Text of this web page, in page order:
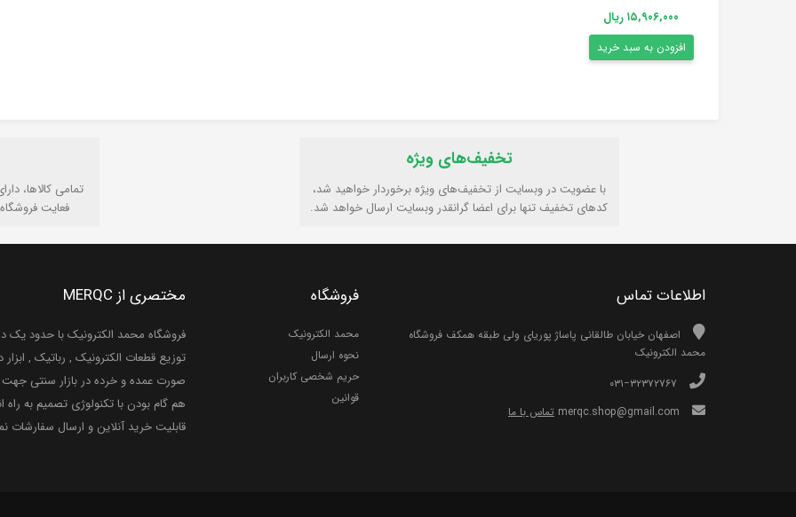
۱۵,۹۰۶,۰۰۰ ریال
افزودن به سبد خرید
تخفیف‌های ویژه
با عضویت در وبسایت از تخفیف‌های ویژه برخوردار خواهید شد،
کدهای تخفیف تنها برای اعضا گرانقدر وبسایت ارسال خواهد شد.
تمامی كالاها،
فعایت
اطلاعات تماس
اصفهان خیابان طالقانی پاساژ پوریای ولی طبقه همکف فروشگاه
محمد الکترونیک
تماس با ما
فروشگاه
محمد الکترونیک
نحوه ارسال
حریم شخصی کاربران
قوانین
مختصری از MERQC
فروشگاه محمد الکترونیک با حدود یک
توزیع قطعات الکترونیک , رباتیک ,
صورت عمده و خرده در بازار سنتی
هم گام بودن با تکنولوژی تصمیم به راه
قابلیت خرید آنلاین و ارسال سفارشات